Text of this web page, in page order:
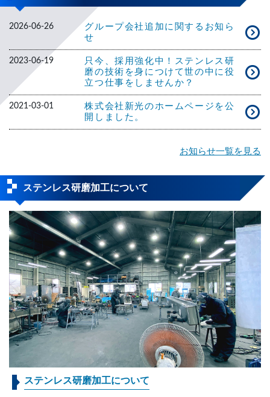
2026-06-26
グループ会社追加に関するお知ら
せ
2023-06-19
只今、採用強化中！ステンレス研
磨の技術を身につけて世の中に役
立つ仕事をしませんか？
2021-03-01
株式会社新光のホームページを公
開しました。
お知らせ一覧を見る
ステンレス研磨加工について
ステンレス研磨加工について